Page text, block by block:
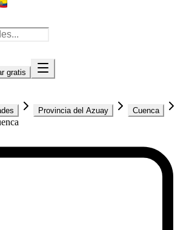
gratis
Provincia del Azuay Cuenca